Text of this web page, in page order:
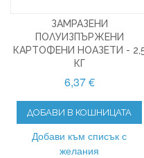
ЗАМРАЗЕНИ
ПОЛУИЗПЪРЖЕНИ
КАРТОФЕНИ НОАЗЕТИ -
КГ
6,37 €
ДОБАВИ В КОШНИЦАТА
Добави към списък с
желания